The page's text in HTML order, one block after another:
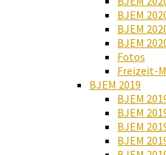
BJEM
BJEM
BJEM
Fotos
Freizeit-
BJEM 2019
BJEM
BJEM
BJEM
BJEM